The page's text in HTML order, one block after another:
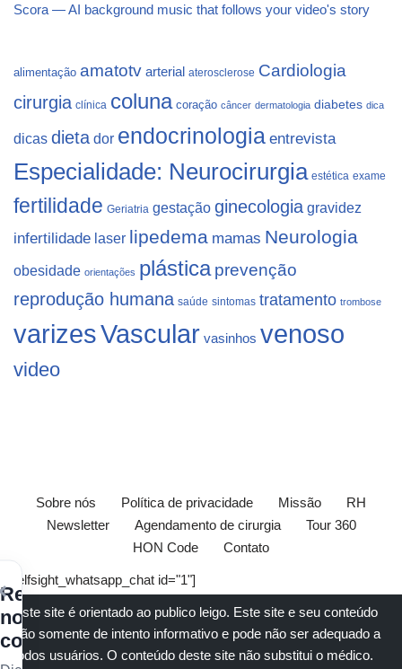
Scora — AI background music that follows your video's story
alimentação amatotv arterial aterosclerose Cardiologia
cirurgia clínica coluna coração câncer dermatologia diabetes dica
dicas dieta dor endocrinologia entrevista
Especialidade: Neurocirurgia estética exame
fertilidade Geriatria gestação ginecologia gravidez
infertilidade laser lipedema mamas Neurologia
obesidade orientações plástica prevenção
reprodução humana saúde sintomas tratamento trombose
varizesVascular vasinhos venoso
video
Sobre nós Política de privacidade Missão
RH
Newsletter
Agendamento de cirurgia
Tour 360
HON Code
Contato
[elfsight_whatsapp_chat id="1"]
Este site é orientado ao publico leigo. Este site e seu conteúdo
são somente de intento informativo e pode não ser adequado a
todos usuários. O conteúdo deste site não substitui o médico.
Receba
nossos
conteúdos